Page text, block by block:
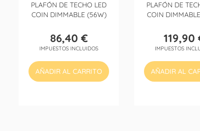
PLAFÓN DE TECHO LED
COIN DIMMABLE (56W)
Precio
86,40 €
IMPUESTOS INCLUIDOS
AÑADIR AL CARRITO
PLAFÓN DE
COIN
119,90
IMPUESTOS
AÑADIR AL